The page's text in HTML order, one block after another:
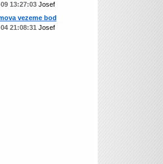
13:27:03Josef
vezeme bod
21:08:31 Josef